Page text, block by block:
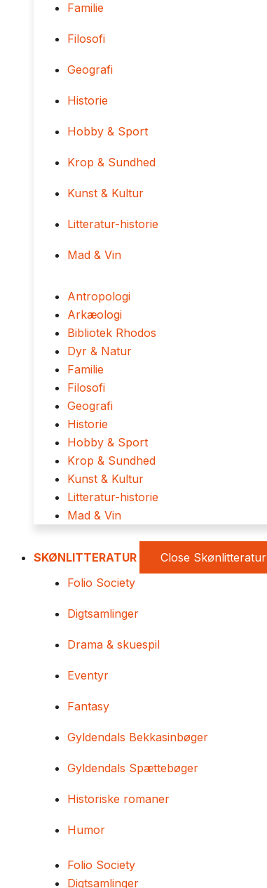
Familie
Filosofi
Geografi
Historie
Hobby & Sport
Krop & Sundhed
Kunst & Kultur
Litteratur-historie
Mad & Vin
Antropologi
Arkæologi
Bibliotek Rhodos
Dyr & Natur
Familie
Filosofi
Geografi
Historie
Hobby & Sport
Krop & Sundhed
Kunst & Kultur
Litteratur-historie
Mad & Vin
SKØNLITTERATUR Close Skønlitteratur
Folio Society
Digtsamlinger
Drama & skuespil
Eventyr
Fantasy
Gyldendals Bekkasinbøger
Gyldendals Spættebøger
Historiske romaner
Humor
Folio Society
Digtsamlinger